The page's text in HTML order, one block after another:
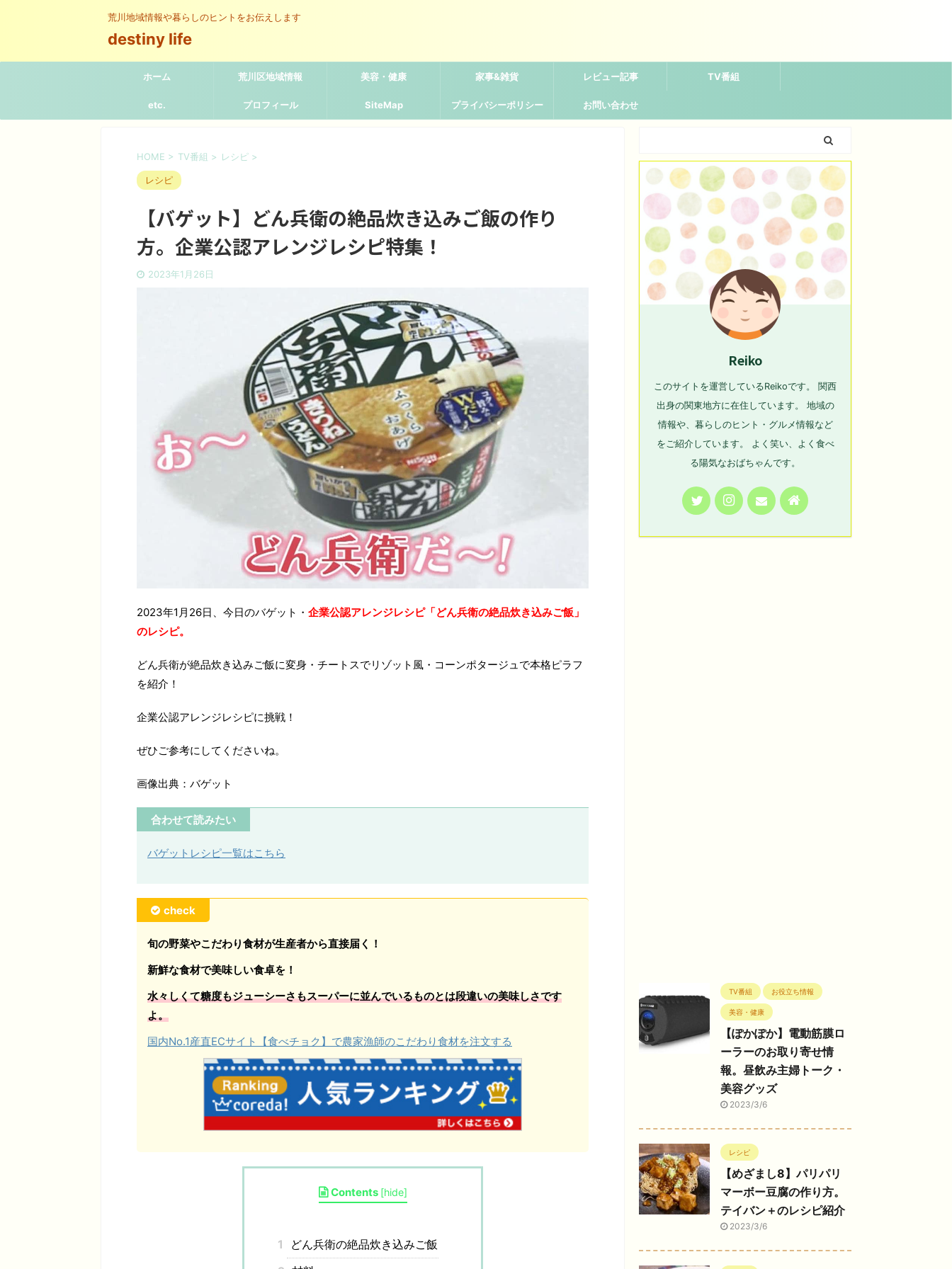
荒川地域情報や暮らしのヒントをお伝えします
destiny life
ホーム 荒川区地域情報 美容・健康 家事&雑貨 レビュー記事 TV番組
etc. プロフィール SiteMap プライバシーポリシー お問い合わせ
HOME > TV番組 > レシピ >
レシピ
【バゲット】どん兵衛の絶品炊き込みご飯の作り
方。企業公認アレンジレシピ特集！
2023年1月26日
2023年1月26日、今日のバゲット・ 企業公認アレンジレシピ「どん兵衛の絶品炊き込みご飯」
のレシピ。
どん兵衛が絶品炊き込みご飯に変身・チートスでリゾット風・コーンポタージュで本格ピラフ
を紹介！
企業公認アレンジレシピに挑戦！
ぜひご参考にしてくださいね。
画像出典：バゲット
合わせて読みたい
バゲットレシピ一覧はこちら
check
旬の野菜やこだわり食材が生産者から直接届く！
新鮮な食材で美味しい食卓を！
水々しくて糖度もジューシーさもスーパーに並んでいるものとは段違いの美味しさです
よ。
国内No.1産直ECサイト【食べチョク】で農家漁師のこだわり食材を注文する
Contents [hide]
1
どん兵衛の絶品炊き込みご飯
Reiko
このサイトを運営しているReikoです。 関西
出身の関東地方に在住しています。 地域の
情報や、暮らしのヒント・グルメ情報など
をご紹介しています。 よく笑い、よく食べ
る陽気なおばちゃんです。
TV番組 お役立ち情報
美容・健康
【ぽかぽか】電動筋膜ロ
ーラーのお取り寄せ情
報。昼飲み主婦トーク・
美容グッズ
2023/3/6
レシピ
【めざまし8】パリパリ
マーボー豆腐の作り方。
テイバン＋のレシピ紹介
2023/3/6